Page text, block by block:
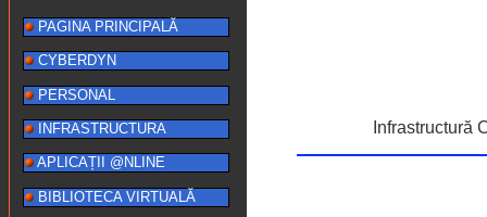
PAGINA PRINCIPALĂ
CYBERDYN
PERSONAL
INFRASTRUCTURA
APLICAȚII @NLINE
BIBLIOTECA VIRTUALĂ
Infrastructură